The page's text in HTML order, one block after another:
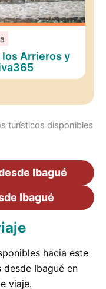
los Arrieros y
turísticos disponibles
Ibagué
Ibagué
hacia este
Ibagué en
viaje.